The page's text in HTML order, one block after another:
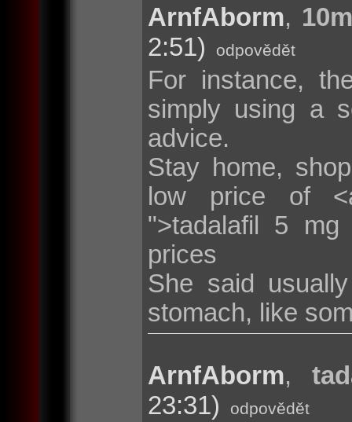
ArnfAborm,
2:51)
odpovědět
For instance,
simply using a
advice.
Stay home,
low price of <a
">tadalafil 5 mg
prices
She said
stomach, like
ArnfAborm,
23:31)
odpovědět